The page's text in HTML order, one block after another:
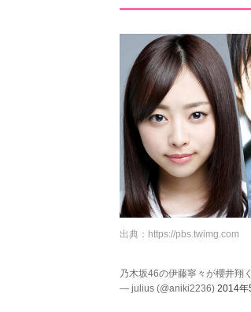
出典： https://pbs.twimg.com
乃木坂46の伊藤寧々が櫻井翔
— julius (@aniki2236) 2014年